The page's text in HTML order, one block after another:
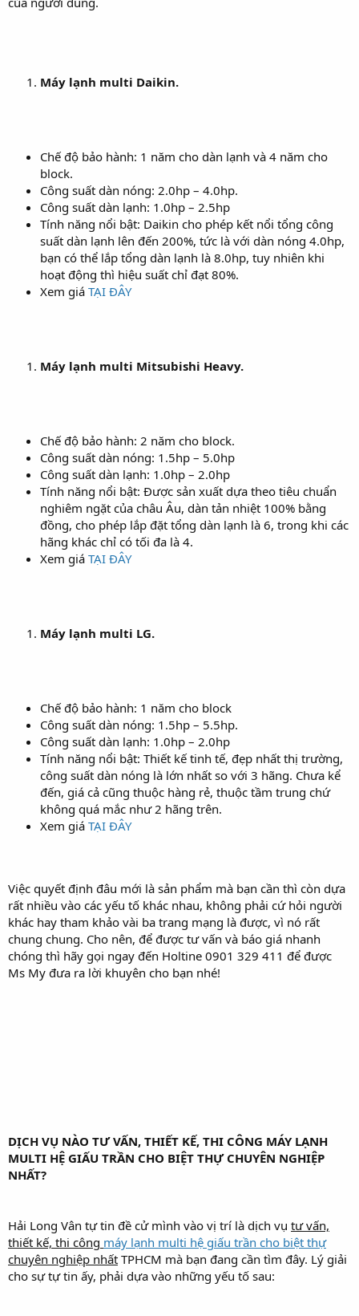
Máy lạnh multi Daikin.
Chế độ bảo hành: 1 năm cho dàn lạnh và 4 năm cho
block.
Công suất dàn nóng: 2.0hp – 4.0hp.
Công suất dàn lạnh: 1.0hp – 2.5hp
Tính năng nổi bật: Daikin cho phép kết nổi tổng công
suất dàn lạnh lên đến 200%, tức là với dàn nóng 4.0hp,
bạn có thể lắp tổng dàn lạnh là 8.0hp, tuy nhiên khi
hoạt động thì hiệu suất chỉ đạt 80%.
Xem giá TẠI ĐÂY
Máy lạnh multi Mitsubishi Heavy.
Chế độ bảo hành: 2 năm cho block.
Công suất dàn nóng: 1.5hp – 5.0hp
Công suất dàn lạnh: 1.0hp – 2.0hp
Tính năng nổi bật: Được sản xuất dựa theo tiêu chuẩn
nghiêm ngặt của châu Âu, dàn tản nhiệt 100% bằng
đồng, cho phép lắp đặt tổng dàn lạnh là 6, trong khi các
hãng khác chỉ có tối đa là 4.
Xem giá TẠI ĐÂY
Máy lạnh multi LG.
Chế độ bảo hành: 1 năm cho block
Công suất dàn nóng: 1.5hp – 5.5hp.
Công suất dàn lạnh: 1.0hp – 2.0hp
Tính năng nổi bật: Thiết kế tinh tế, đẹp nhất thị trường,
công suất dàn nóng là lớn nhất so với 3 hãng. Chưa kể
đến, giá cả cũng thuộc hàng rẻ, thuộc tầm trung chứ
không quá mắc như 2 hãng trên.
Xem giá TẠI ĐÂY
Việc quyết định đâu mới là sản phẩm mà bạn cần thì còn dựa
rất nhiều vào các yếu tố khác nhau, không phải cứ hỏi người
khác hay tham khảo vài ba trang mạng là được, vì nó rất
chung chung. Cho nên, để được tư vấn và báo giá nhanh
chóng thì hãy gọi ngay đến Holtine 0901 329 411 để được
Ms My đưa ra lời khuyên cho bạn nhé!
DỊCH VỤ NÀO TƯ VẤN, THIẾT KẾ, THI CÔNG MÁY LẠNH
MULTI HỆ GIẤU TRẦN CHO BIỆT THỰ CHUYÊN NGHIỆP
NHẤT?
Hải Long Vân tự tin đề cử mình vào vị trí là dịch vụ tư vấn,
thiết kế, thi công máy lạnh multi hệ giấu trần cho biệt thự
chuyên nghiệp nhất TPHCM mà bạn đang cần tìm đây. Lý giải
cho sự tự tin ấy, phải dựa vào những yếu tố sau: